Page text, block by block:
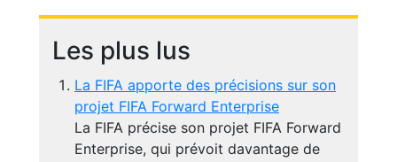
Les plus lus
La FIFA apporte des précisions sur son
projet FIFA Forward Enterprise
La FIFA précise son projet FIFA Forward
Enterprise, qui prévoit davantage de